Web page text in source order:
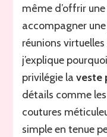
même d’offrir
accompagner
réunions
j’explique
privilégie laveste
détails comme
coutures
simple en tenue